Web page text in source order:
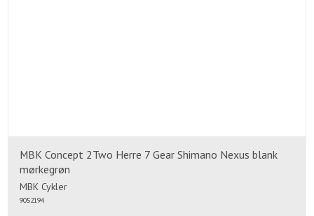
MBK Concept 2Two Herre 7 Gear Shimano Nexus blank
mørkegrøn
MBK Cykler
9052194